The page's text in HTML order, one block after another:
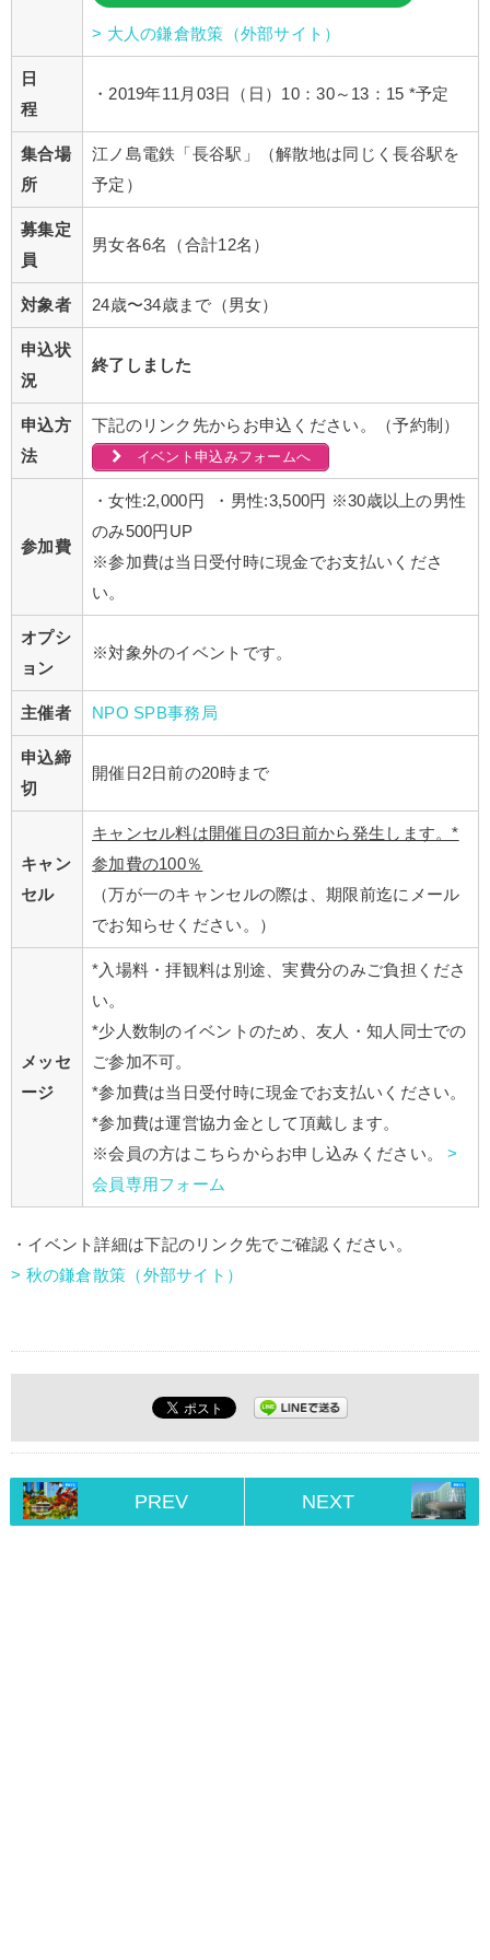
> 大人の鎌倉散策（外部サイト）
日
程
・2019年11月03日（日）10：30～13：15 *予定
集合場
所
江ノ島電鉄「長谷駅」（解散地は同じく長谷駅を
予定）
募集定
員
男女各6名（合計12名）
対象者 24歳〜34歳まで（男女）
申込状
況
終了しました
申込方
法
下記のリンク先からお申込ください。（予約制）
イベント申込みフォームへ
参加費
・女性:2,000円 ・男性:3,500円 ※30歳以上の男性
のみ500円UP
※参加費は当日受付時に現金でお支払いくださ
い。
オプシ
ョン
※対象外のイベントです。
主催者 NPO SPB事務局
申込締
切
開催日2日前の20時まで
キャン
セル
キャンセル料は開催日の3日前から発生します。*
参加費の100％
（万が一のキャンセルの際は、期限前迄にメール
でお知らせください。）
メッセ
ージ
*入場料・拝観料は別途、実費分のみご負担くださ
い。
*少人数制のイベントのため、友人・知人同士での
ご参加不可。
*参加費は当日受付時に現金でお支払いください。
*参加費は運営協力金として頂戴します。
※会員の方はこちらからお申し込みください。>
会員専用フォーム
・イベント詳細は下記のリンク先でご確認ください。
> 秋の鎌倉散策（外部サイト）
PREV NEXT